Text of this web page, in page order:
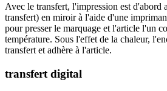
Avec le transfert, l'impression est d'abord
transfert) en miroir à l'aide d'une
pour presser le marquage et l'article l'un
température. Sous l'effet de la chaleur,
transfert et adhère à l'article.
transfert digital